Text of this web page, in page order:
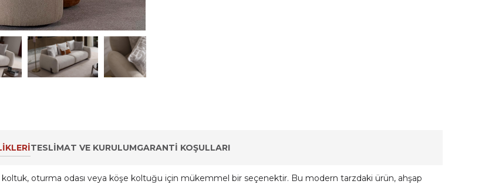
TESLIMAT VE KURULUMGARANTI KOŞULLARI
oturma odası veya köşe koltuğu için mükemmel bir seçenektir. Bu modern tarzdaki ürün, ahşap